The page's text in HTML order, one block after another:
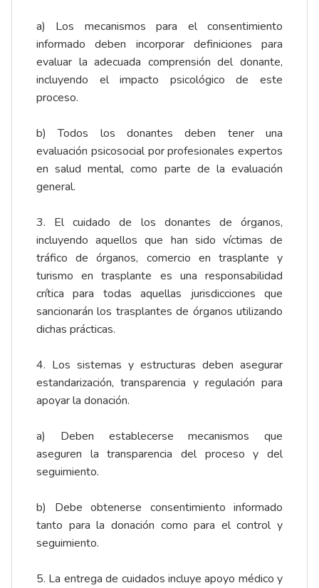
a) Los mecanismos para el consentimiento
informado deben incorporar definiciones para
evaluar la adecuada comprensión del donante,
incluyendo el impacto psicológico de este
proceso.
b) Todos los donantes deben tener una
evaluación psicosocial por profesionales expertos
en salud mental, como parte de la evaluación
general.
3. El cuidado de los donantes de órganos,
incluyendo aquellos que han sido víctimas de
tráfico de órganos, comercio en trasplante y
turismo en trasplante es una responsabilidad
crítica para todas aquellas jurisdicciones que
sancionarán los trasplantes de órganos utilizando
dichas prácticas.
4. Los sistemas y estructuras deben asegurar
estandarización, transparencia y regulación para
apoyar la donación.
a) Deben establecerse mecanismos que
aseguren la transparencia del proceso y del
seguimiento.
b) Debe obtenerse consentimiento informado
tanto para la donación como para el control y
seguimiento.
5. La entrega de cuidados incluye apoyo médico y